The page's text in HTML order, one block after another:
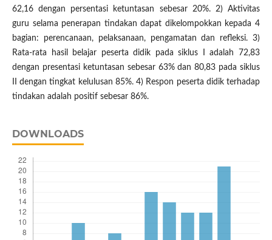
62,16 dengan persentasi ketuntasan sebesar 20%. 2) Aktivitas
guru selama penerapan tindakan dapat dikelompokkan kepada 4
bagian: perencanaan, pelaksanaan, pengamatan dan refleksi. 3)
Rata-rata hasil belajar peserta didik pada siklus I adalah 72,83
dengan presentasi ketuntasan sebesar 63% dan 80,83 pada siklus
II dengan tingkat kelulusan 85%. 4) Respon peserta didik terhadap
tindakan adalah positif sebesar 86%.
DOWNLOADS